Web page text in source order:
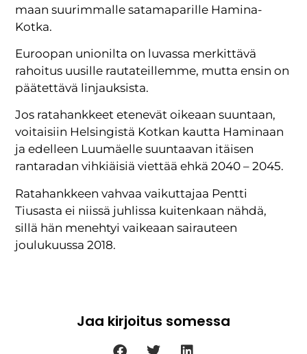
maan suurimmalle satamaparille Hamina-
Kotka.
Euroopan unionilta on luvassa merkittävä
rahoitus uusille rautateillemme, mutta ensin on
päätettävä linjauksista.
Jos ratahankkeet etenevät oikeaan suuntaan,
voitaisiin Helsingistä Kotkan kautta Haminaan
ja edelleen Luumäelle suuntaavan itäisen
rantaradan vihkiäisiä viettää ehkä 2040 – 2045.
Ratahankkeen vahvaa vaikuttajaa Pentti
Tiusasta ei niissä juhlissa kuitenkaan nähdä,
sillä hän menehtyi vaikeaan sairauteen
joulukuussa 2018.
Jaa kirjoitus somessa